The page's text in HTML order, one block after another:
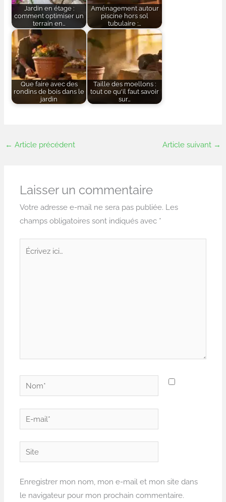
Jardin en étage :
comment optimiser un
terrain en…
Aménagement autour
piscine hors sol
tubulaire :…
Que faire avec des
rondins de bois dans le
jardin
Taille des moellons :
tout ce qu'il faut savoir
sur…
← Article précédent Article suivant →
Laisser un commentaire
Votre adresse e-mail ne sera pas publiée. Les
champs obligatoires sont indiqués avec *
Écrivez
Nom*
E-
mail*
Site
Enregistrer mon nom, mon e-mail et mon site dans
le navigateur pour mon prochain commentaire.